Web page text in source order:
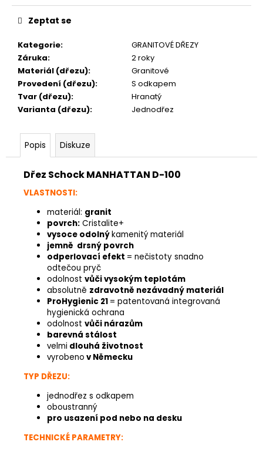
Kategorie:
GRANITOVÉ DŘEZY
Záruka:
2 roky
Materiál (dřezu):
Granitové
Provedení (dřezu):
S odkapem
Tvar (dřezu):
Hranatý
Varianta (dřezu): Jednodřez
Zeptat se
Popis Diskuze
Dřez Schock MANHATTAN D-100
VLASTNOSTI:
materiál: granit
povrch: Cristalite+
vysoce odolnýkamenitý materiál
jemně drsný povrch
odperlovací efekt = nečistoty snadno
odtečou pryč
odolnost vůči vysokým teplotám
absolutně zdravotně nezávadný materiál
ProHygienic 21 = patentovaná integrovaná
hygienická ochrana
odolnost vůči nárazům
barevná stálost
velmi dlouhá životnost
vyrobeno v Německu
TYP DŘEZU:
jednodřez s odkapem
oboustranný
pro usazení pod nebo na desku
TECHNICKÉ PARAMETRY: